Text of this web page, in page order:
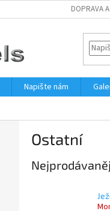
DOPRAVA
Napište nám
Ostatní